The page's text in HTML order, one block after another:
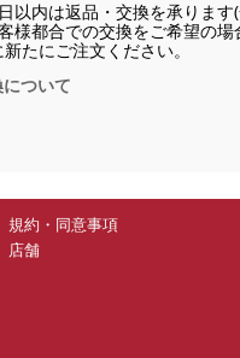
以内は返品・交換を承ります
様都合での交換をご希望の場
たにご注文ください。
ついて
規約・同意事項
店舗